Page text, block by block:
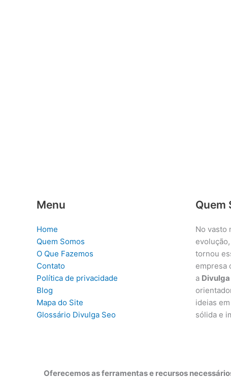
Menu
Home
Quem Somos
O Que Fazemos
Contato
Política de privacidade
Blog
Mapa do Site
Glossário Divulga Seo
Quem
No vasto
tornou
empresa
a Divulga
ideias
sólida e
Oferecemos as ferramentas e recursos